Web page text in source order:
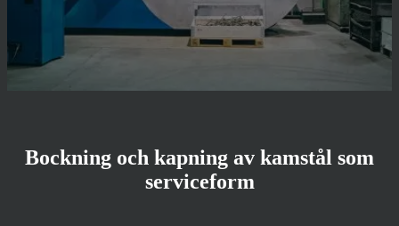
Bockning och kapning av kamstål som
serviceform